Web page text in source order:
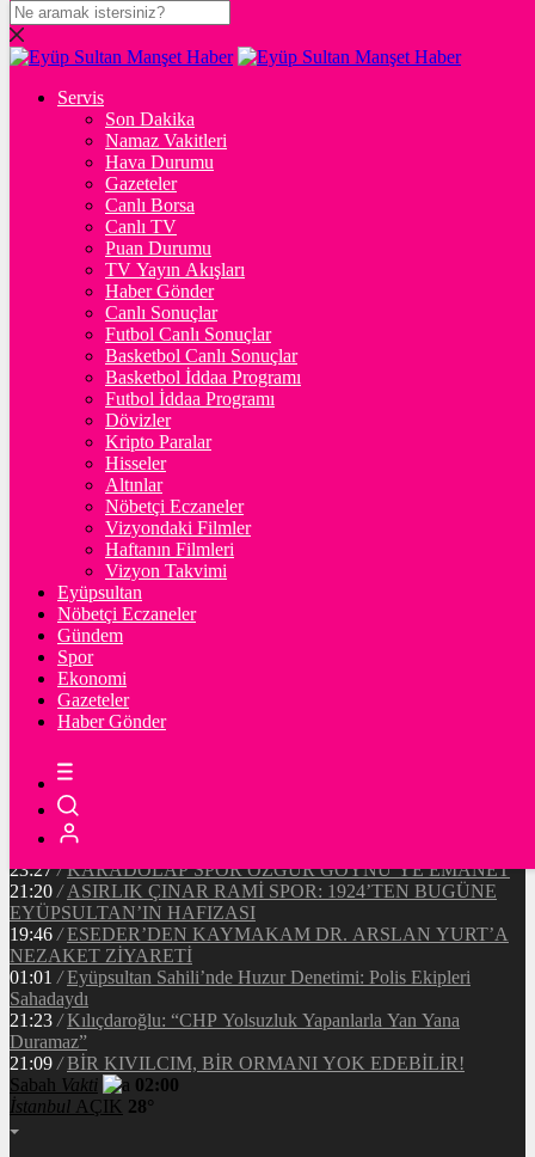
DOLAR
47,7063$% 0.17
EURO
% 0.03
STERLİN
% -0.03
GRAM ALTIN
%1,83
%1,72
BİTCOİN
ETHEREUM
TETHER
Servis
Son Dakika
Namaz Vakitleri
Hava Durumu
Gazeteler
Canlı Borsa
Canlı TV
Puan Durumu
TV Yayın Akışları
Haber Gönder
Canlı Sonuçlar
Futbol Canlı Sonuçlar
Basketbol Canlı Sonuçlar
Basketbol İddaa Programı
Futbol İddaa Programı
Dövizler
Kripto Paralar
Hisseler
Altınlar
Nöbetçi Eczaneler
Vizyondaki Filmler
Haftanın Filmleri
Vizyon Takvimi
Eyüpsultan
Nöbetçi Eczaneler
Gündem
Spor
Ekonomi
Gazeteler
Haber Gönder
20:37 / CHP EYÜPSULTAN İLÇE ÖRGÜTÜ ÜYELERİ
/ MHP EYÜPSULTAN TEŞKİLATI’NIN ACI GÜNÜ
13:33
/ BAŞKAN DR. MİTHAT BÜLENT ÖZMEN’DEN
KAMUOYUNA AÇIKLAMA
Makyaj Sanatçısı Uzay Damla Yıldız, Uluslararası
Başarılarıyla Türkiye’yi Temsil Ediyor
23:27 / KARADOLAP SPOR ÖZGÜR GÖYNÜ’YE EMANET
21:20 / ASIRLIK ÇINAR RAMİ SPOR: 1924’TEN BUGÜNE
EYÜPSULTAN’IN HAFIZASI
19:46 / ESEDER’DEN KAYMAKAM DR. ARSLAN YURT’A
NEZAKET ZİYARETİ
01:01 / Eyüpsultan Sahili’nde Huzur Denetimi: Polis Ekipleri
Sahadaydı
21:23 / Kılıçdaroğlu: “CHP Yolsuzluk Yapanlarla Yan Yana
Duramaz”
21:09 / BİR KIVILCIM, BİR ORMANI YOK EDEBİLİR!
Sabah Vakti
02:00
İstanbul AÇIK 28°